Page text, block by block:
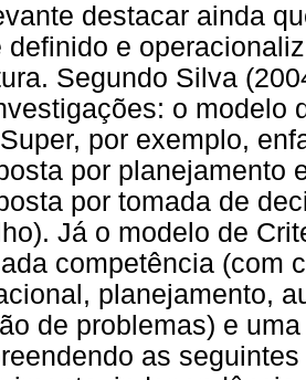
destacar ainda
definido e
Segundo Silva
o modelo
por exemplo,
por planejamento
por tomada de
Já o modelo de
competência (com
planejamento,
de problemas) e
as